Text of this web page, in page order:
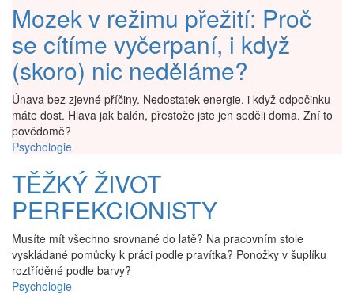
Mozek v režimu přežití: Proč
se cítíme vyčerpaní, i když
(skoro) nic neděláme?
Únava bez zjevné příčiny. Nedostatek energie, i když odpočinku
máte dost. Hlava jak balón, přestože jste jen seděli doma. Zní to
povědomě?
Psychologie
TĚŽKÝ ŽIVOT
PERFEKCIONISTY
Musíte mít všechno srovnané do latě? Na pracovním stole
vyskládané pomůcky k práci podle pravítka? Ponožky v šuplíku
roztříděné podle barvy?
Psychologie